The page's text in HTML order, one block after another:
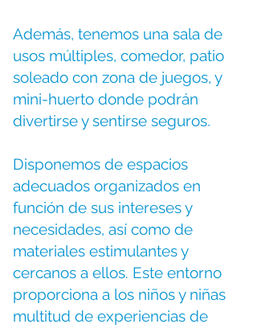
Además, tenemos una sala de
usos múltiples, comedor, patio
soleado con zona de juegos, y
mini-huerto donde podrán
divertirse y sentirse seguros.
Disponemos de espacios
adecuados organizados en
función de sus intereses y
necesidades, así como de
materiales estimulantes y
cercanos a ellos. Este entorno
proporciona a los niños y niñas
multitud de experiencias de